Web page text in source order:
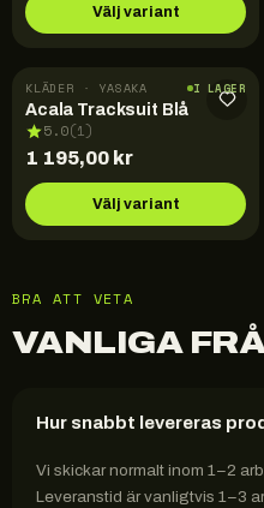
Välj variant
KLÄDER · YASAKA I LAGER
Acala Tracksuit Blå
5.0(1)
1 195,00 kr
Välj variant
BRA ATT VETA
VANLIGA
Hur snabbt levereras
Vi skickar normalt inom 1–2
Leveranstid är vanligtvis 1–3